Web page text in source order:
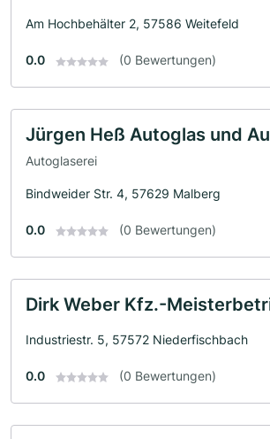
Am Hochbehälter 2, 57586 Weitefeld
0.0 (0 Bewertungen)
Jürgen Heß Autoglas und
Autoglaserei
Bindweider Str. 4, 57629 Malberg
0.0 (0 Bewertungen)
Dirk Weber Kfz.-
Industriestr. 5, 57572 Niederfischbach
0.0 (0 Bewertungen)